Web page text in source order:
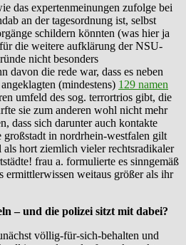
das expertenmeinungen zufolge bei
an der tagesordnung ist, selbst
schildern könnten (was hier ja
die weitere aufklärung der NSU-
nicht besonders
davon die rede war, dass es neben
(mindestens) 129 namen
umfeld des sog. terrortrios gibt, die
sie zum anderen wohl nicht mehr
dass sich darunter auch kontakte
in nordrhein-westfalen gilt
hort ziemlich vieler rechtsradikaler
frau a. formulierte es sinngemäß
ermittlerwissen weitaus größer als ihr
– und die polizei sitzt mit dabei?
völlig-für-sich-behalten und